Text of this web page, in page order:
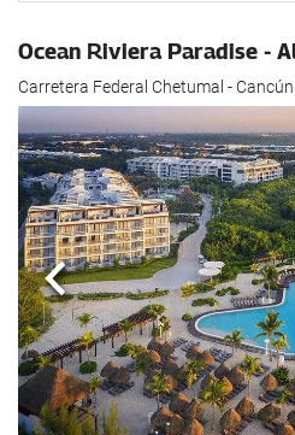
Ocean Riviera Paradise -
Carretera Federal Chetumal -
Anterior